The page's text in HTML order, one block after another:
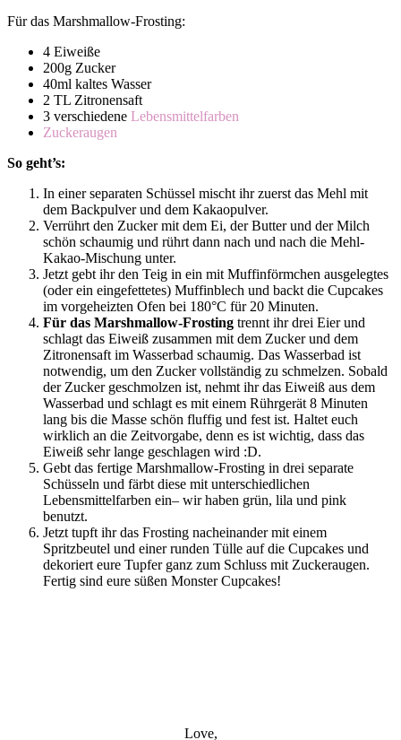
Für das Marshmallow-Frosting:
4 Eiweiße
200g Zucker
40ml kaltes Wasser
2 TL Zitronensaft
3 verschiedene Lebensmittelfarben
Zuckeraugen
So geht’s:
In einer separaten Schüssel mischt ihr zuerst das Mehl mit
dem Backpulver und dem Kakaopulver.
Verrührt den Zucker mit dem Ei, der Butter und der Milch
schön schaumig und rührt dann nach und nach die Mehl-
Kakao-Mischung unter.
Jetzt gebt ihr den Teig in ein mit Muffinförmchen ausgelegtes
(oder ein eingefettetes) Muffinblech und backt die Cupcakes
im vorgeheizten Ofen bei 180°C für 20 Minuten.
Für das Marshmallow-Frosting trennt ihr drei Eier und
schlagt das Eiweiß zusammen mit dem Zucker und dem
Zitronensaft im Wasserbad schaumig. Das Wasserbad ist
notwendig, um den Zucker vollständig zu schmelzen. Sobald
der Zucker geschmolzen ist, nehmt ihr das Eiweiß aus dem
Wasserbad und schlagt es mit einem Rührgerät 8 Minuten
lang bis die Masse schön fluffig und fest ist. Haltet euch
wirklich an die Zeitvorgabe, denn es ist wichtig, dass das
Eiweiß sehr lange geschlagen wird :D.
Gebt das fertige Marshmallow-Frosting in drei separate
Schüsseln und färbt diese mit unterschiedlichen
Lebensmittelfarben ein– wir haben grün, lila und pink
benutzt.
Jetzt tupft ihr das Frosting nacheinander mit einem
Spritzbeutel und einer runden Tülle auf die Cupcakes und
dekoriert eure Tupfer ganz zum Schluss mit Zuckeraugen.
Fertig sind eure süßen Monster Cupcakes!
Love,